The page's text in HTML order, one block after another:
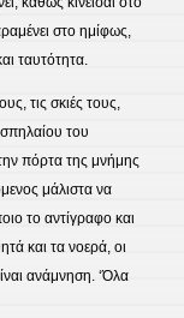
στο ημίφως,
ταυτότητα.
τις σκιές τους,
του
πόρτα της μνήμης
μάλιστα να
το αντίγραφο και
και τα νοερά, οι
ανάμνηση. ‘Όλα